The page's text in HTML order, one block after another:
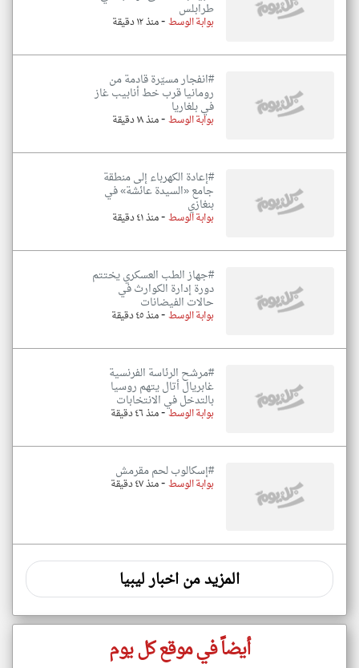
طرابلس
بوابة الوسط-منذ ١٢ دقيقة
#انفجار مسيّرة قادمة من
رومانيا قرب خط أنابيب غاز
في بلغاريا
بوابة الوسط-منذ ١٨ دقيقة
#إعادة الكهرباء إلى منطقة
جامع «السيدة عائشة» في
بنغازي
بوابة الوسط-منذ ٤١ دقيقة
#جهاز الطب العسكري يختتم
دورة إدارة الكوارث في
حالات الفيضانات
بوابة الوسط-منذ ٤٥ دقيقة
#مرشح الرئاسة الفرنسية
غابريال أتال يتهم روسيا
بالتدخل في الانتخابات
بوابة الوسط-منذ ٤٦ دقيقة
#إسكالوب لحم مقرمش
بوابة الوسط-منذ ٤٧ دقيقة
المزيد من اخبار ليبيا
أيضاً في موقع كل يوم